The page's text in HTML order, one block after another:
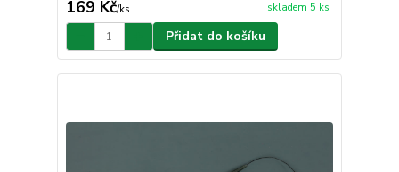
169 Kč/ks skladem 5 ks
Přidat do košíku